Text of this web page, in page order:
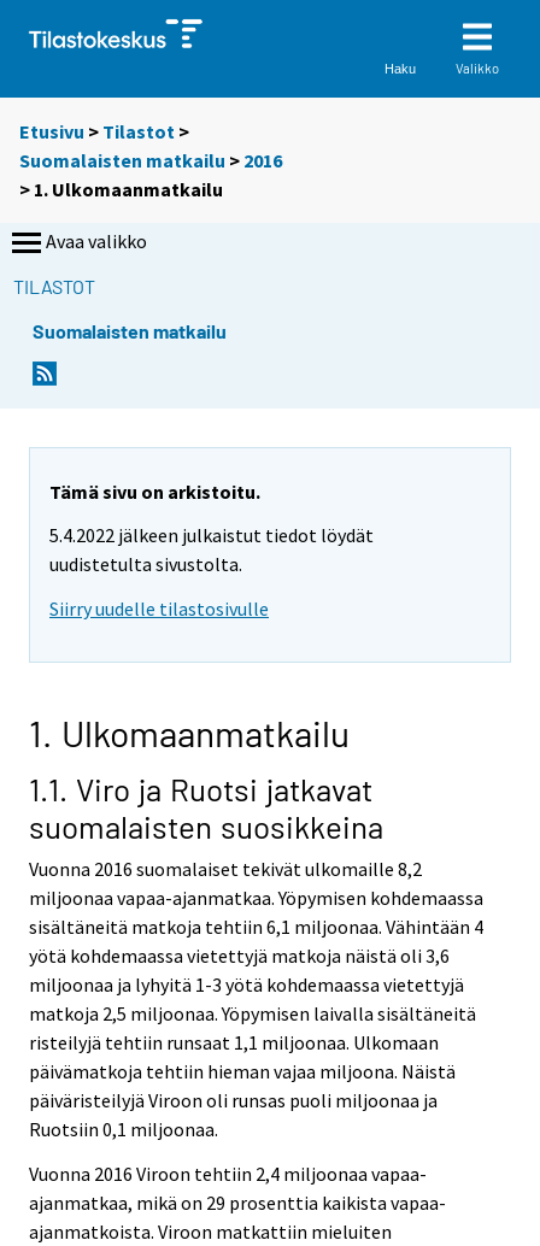
Haku Valikko
Etusivu > Tilastot >
Suomalaisten matkailu > 2016
> 1. Ulkomaanmatkailu
Avaa valikko
TILASTOT
Suomalaisten matkailu
Tämä sivu on arkistoitu.
5.4.2022 jälkeen julkaistut tiedot löydät
uudistetulta sivustolta.
Siirry uudelle tilastosivulle
1. Ulkomaanmatkailu
1.1. Viro ja Ruotsi jatkavat
suomalaisten suosikkeina
Vuonna 2016 suomalaiset tekivät ulkomaille 8,2
miljoonaa vapaa-ajanmatkaa. Yöpymisen kohdemaassa
sisältäneitä matkoja tehtiin 6,1 miljoonaa. Vähintään 4
yötä kohdemaassa vietettyjä matkoja näistä oli 3,6
miljoonaa ja lyhyitä 1-3 yötä kohdemaassa vietettyjä
matkoja 2,5 miljoonaa. Yöpymisen laivalla sisältäneitä
risteilyjä tehtiin runsaat 1,1 miljoonaa. Ulkomaan
päivämatkoja tehtiin hieman vajaa miljoona. Näistä
päiväristeilyjä Viroon oli runsas puoli miljoonaa ja
Ruotsiin 0,1 miljoonaa.
Vuonna 2016 Viroon tehtiin 2,4 miljoonaa vapaa-
ajanmatkaa, mikä on 29 prosenttia kaikista vapaa-
ajanmatkoista. Viroon matkattiin mieluiten